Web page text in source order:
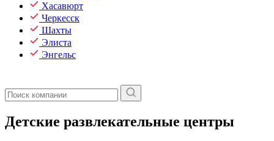
Хасавюрт
Черкесск
Шахты
Элиста
Энгельс
Детские развлекательные центры